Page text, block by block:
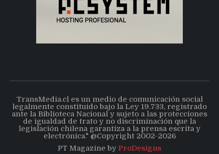
TransMedia.cl es un medio de comunicación social
legalmente constituido bajo la Ley 19.733, registrado
ante la Biblioteca Nacional y sujeto a las protecciones
de igualdad de trato y no discriminación que la
legislación chilena garantiza a la prensa escrita y
electrónica." @Copyright 2002-2026
PT Magazine by ProDesigns